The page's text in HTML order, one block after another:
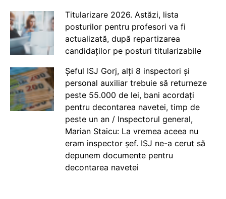
Titularizare 2026. Astăzi, lista
posturilor pentru profesori va fi
actualizată, după repartizarea
candidaților pe posturi titularizabile
Șeful ISJ Gorj, alți 8 inspectori și
personal auxiliar trebuie să returneze
peste 55.000 de lei, bani acordați
pentru decontarea navetei, timp de
peste un an / Inspectorul general,
Marian Staicu: La vremea aceea nu
eram inspector șef. ISJ ne-a cerut să
depunem documente pentru
decontarea navetei